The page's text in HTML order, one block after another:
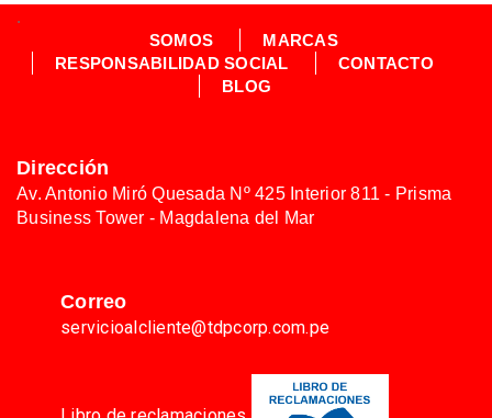
.
SOMOS
MARCAS
RESPONSABILIDAD SOCIAL
CONTACTO
BLOG
Dirección
Av. Antonio Miró Quesada Nº 425 Interior 811 - Prisma
Business Tower - Magdalena del Mar
Correo
servicioalcliente@tdpcorp.com.pe